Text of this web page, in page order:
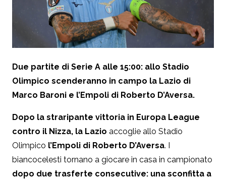
Due partite di Serie A alle 15:00: allo Stadio
Olimpico scenderanno in campo la Lazio di
Marco Baroni e l’Empoli di Roberto D’Aversa.
Dopo la straripante vittoria in Europa League
contro il Nizza, la Lazio accoglie allo Stadio
Olimpico l’Empoli di Roberto D’Aversa. I
biancocelesti tornano a giocare in casa in campionato
dopo due trasferte consecutive: una sconfitta a